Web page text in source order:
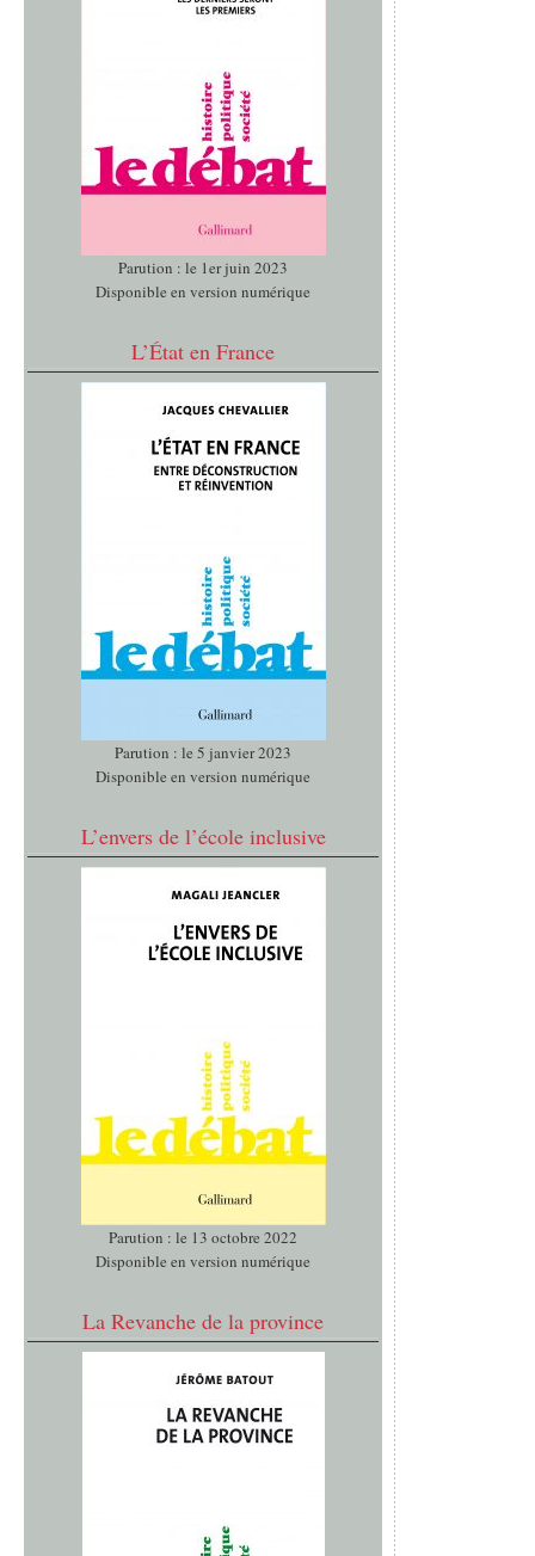
Parution : le 1er juin 2023
Disponible en version numérique
L’État en France
Parution : le 5 janvier 2023
Disponible en version numérique
L’envers de l’école inclusive
Parution : le 13 octobre 2022
Disponible en version numérique
La Revanche de la province